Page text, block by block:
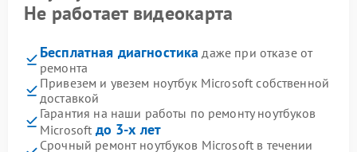
Не работает видеокарта
Бесплатная диагностика даже при отказе от
ремонта
Привезем и увезем ноутбук Microsoft собственной
доставкой
Гарантия на наши работы по ремонту ноутбуков
Microsoft до 3-х лет
Срочный ремонт ноутбуков Microsoft в течении